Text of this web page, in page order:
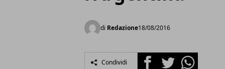
di Redazione18/08/2016
Condividi FacebookTwitterWhatsapp